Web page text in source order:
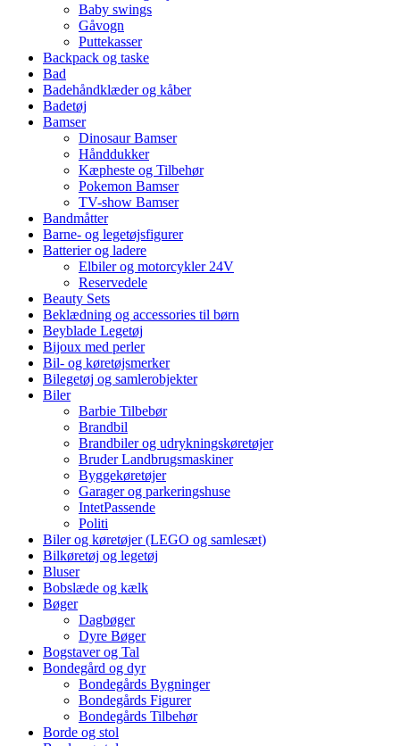
Baby swings
Gåvogn
Puttekasser
Backpack og taske
Bad
Badehåndklæder og kåber
Badetøj
Bamser
Dinosaur Bamser
Hånddukker
Kæpheste og Tilbehør
Pokemon Bamser
TV-show Bamser
Bandmåtter
Barne- og legetøjsfigurer
Batterier og ladere
Elbiler og motorcykler 24V
Reservedele
Beauty Sets
Beklædning og accessories til børn
Beyblade Legetøj
Bijoux med perler
Bil- og køretøjsmerker
Bilegetøj og samlerobjekter
Biler
Barbie Tilbebør
Brandbil
Brandbiler og udrykningskøretøjer
Bruder Landbrugsmaskiner
Byggekøretøjer
Garager og parkeringshuse
IntetPassende
Politi
Biler og køretøjer (LEGO og samlesæt)
Bilkøretøj og legetøj
Bluser
Bobslæde og kælk
Bøger
Dagbøger
Dyre Bøger
Bogstaver og Tal
Bondegård og dyr
Bondegårds Bygninger
Bondegårds Figurer
Bondegårds Tilbehør
Borde og stol